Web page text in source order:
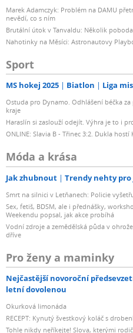
Marek Adamczyk: Problém na DAMU
nevědí, co s ním
Brutální útok v Tanvaldu: Několik
Nahotinky na Měsíci: Astronautovy
Sport
MS hokej 2025 Biatlon Liga
Ostuda pro Dynamo. Odhlášení béčka
kraje
Haraslín si zaslouží odejít. Výhra je to i
ONLINE: Slavia B - Třinec 3:2. Dukla
Móda a krása
Jak zhubnout Trendy nehty pro
Smrt na silnici v Letňanech: Policie
Sex, fetiš, BDSM, ale i přednášky,
Weekendu popsal, jak akce probíhá
Vodní zdroje a zemědělská půda v
dříve
Pro ženy a maminky
Nejčastější novoroční
letní dovolenou
Okurková limonáda
RECEPT: Kynutý švestkový koláč s
Tohle nikdy neříkejte! Slova, kterými